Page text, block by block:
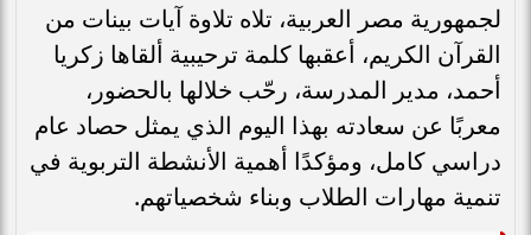
لجمهورية مصر العربية، تلاه تلاوة آيات بينات من
القرآن الكريم، أعقبها كلمة ترحيبية ألقاها زكريا
أحمد، مدير المدرسة، رحّب خلالها بالحضور،
معربًا عن سعادته بهذا اليوم الذي يمثل حصاد عام
دراسي كامل، ومؤكدًا أهمية الأنشطة التربوية في
تنمية مهارات الطلاب وبناء شخصياتهم.